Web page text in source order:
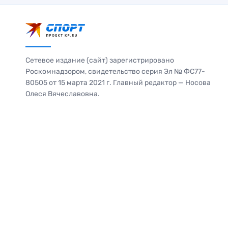
Сетевое издание (сайт) зарегистрировано
Роскомнадзором, свидетельство серия Эл № ФС77-
80505 от 15 марта 2021 г. Главный редактор — Носова
Олеся Вячеславовна.